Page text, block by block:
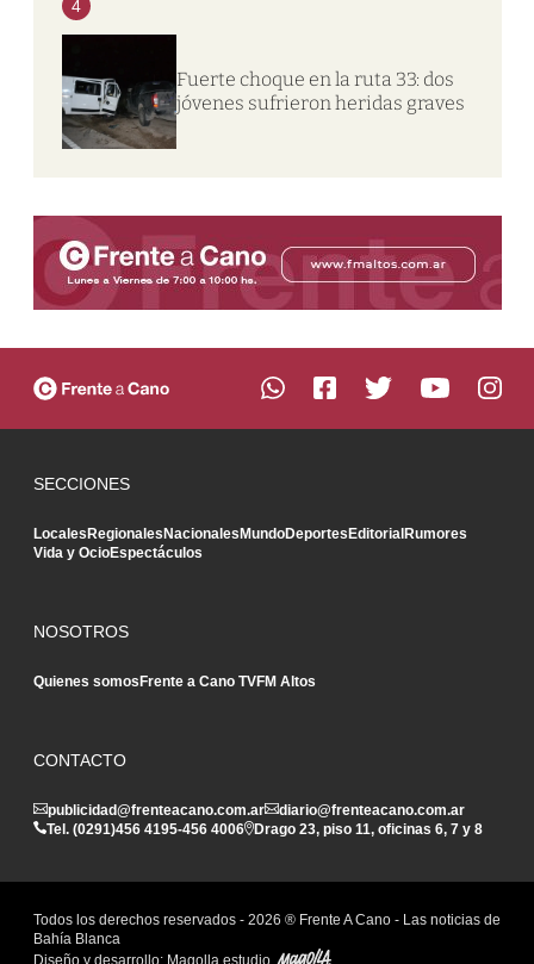
4
Fuerte choque en la ruta 33: dos
jóvenes sufrieron heridas graves
SECCIONES
LocalesRegionalesNacionalesMundoDeportesEditorialRumores
Vida y OcioEspectáculos
NOSOTROS
Quienes somosFrente a Cano TVFM Altos
CONTACTO
publicidad@frenteacano.com.ar
diario@frenteacano.com.ar
Tel. (0291)456 4195-456 4006 Drago 23, piso 11, oficinas 6, 7 y 8
Todos los derechos reservados - 2026 ® Frente A Cano - Las noticias de
Bahía Blanca
Diseño y desarrollo: Magolla estudio